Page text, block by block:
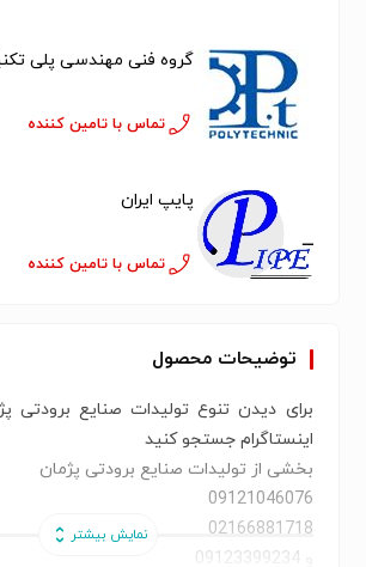
گروه فنی مهندسی پلی
تماس با تامین کننده
پایپ ایران
تماس با تامین کننده
توضیحات محصول
برای دیدن تنوع تولیدات صنایع برودتی
اینستاگرام جستجو کنید
بخشی از تولیدات صنایع برودتی پژمان
09121046076
02166881718